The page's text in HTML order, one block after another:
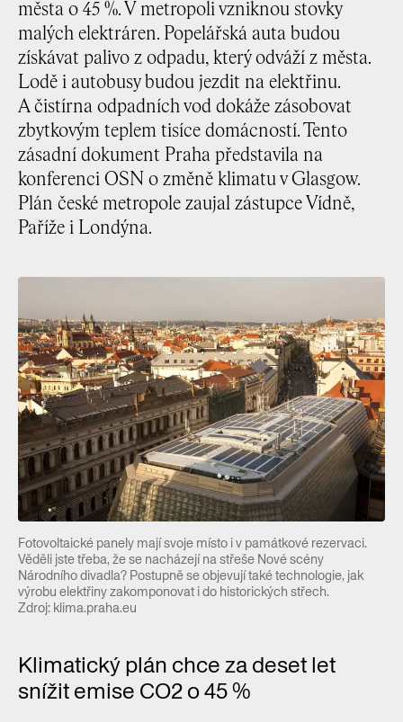
města o 45 %. V metropoli vzniknou stovky
malých elektráren. Popelářská auta budou
získávat palivo z odpadu, který odváží z města.
Lodě i autobusy budou jezdit na elektřinu.
A čistírna odpadních vod dokáže zásobovat
zbytkovým teplem tisíce domácností. Tento
zásadní dokument Praha představila na
konferenci OSN o změně klimatu v Glasgow.
Plán české metropole zaujal zástupce Vídně,
Paříže i Londýna.
Fotovoltaické panely mají svoje místo i v památkové rezervaci.
Věděli jste třeba, že se nacházejí na střeše Nové scény
Národního divadla? Postupně se objevují také technologie, jak
výrobu elektřiny zakomponovat i do historických střech.
Zdroj: klima.praha.eu
Klimatický plán chce za deset let
snížit emise CO2 o 45 %